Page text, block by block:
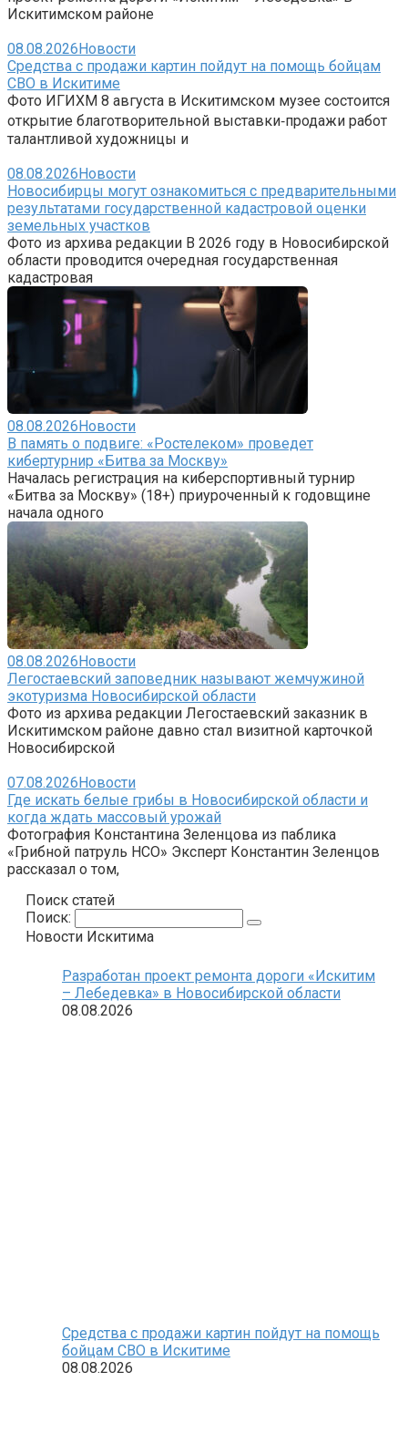
Искитимском районе
08.08.2026Новости
Средства с продажи картин пойдут на помощь бойцам
СВО в Искитиме
Фото ИГИХМ 8 августа в Искитимском музее состоится
открытие благотворительной выставки‑продажи работ
талантливой художницы и
08.08.2026Новости
Новосибирцы могут ознакомиться с предварительными
результатами государственной кадастровой оценки
земельных участков
Фото из архива редакции В 2026 году в Новосибирской
области проводится очередная государственная
кадастровая
08.08.2026Новости
В память о подвиге: «Ростелеком» проведет
кибертурнир «Битва за Москву»
Началась регистрация на киберспортивный турнир
«Битва за Москву» (18+) приуроченный к годовщине
начала одного
08.08.2026Новости
Легостаевский заповедник называют жемчужиной
экотуризма Новосибирской области
Фото из архива редакции Легостаевский заказник в
Искитимском районе давно стал визитной карточкой
Новосибирской
07.08.2026Новости
Где искать белые грибы в Новосибирской области и
когда ждать массовый урожай
Фотография Константина Зеленцова из паблика
«Грибной патруль НСО» Эксперт Константин Зеленцов
рассказал о том,
Поиск статей
Поиск:
Новости Искитима
Разработан проект ремонта дороги «Искитим
– Лебедевка» в Новосибирской области
08.08.2026
Средства с продажи картин пойдут на помощь
бойцам СВО в Искитиме
08.08.2026